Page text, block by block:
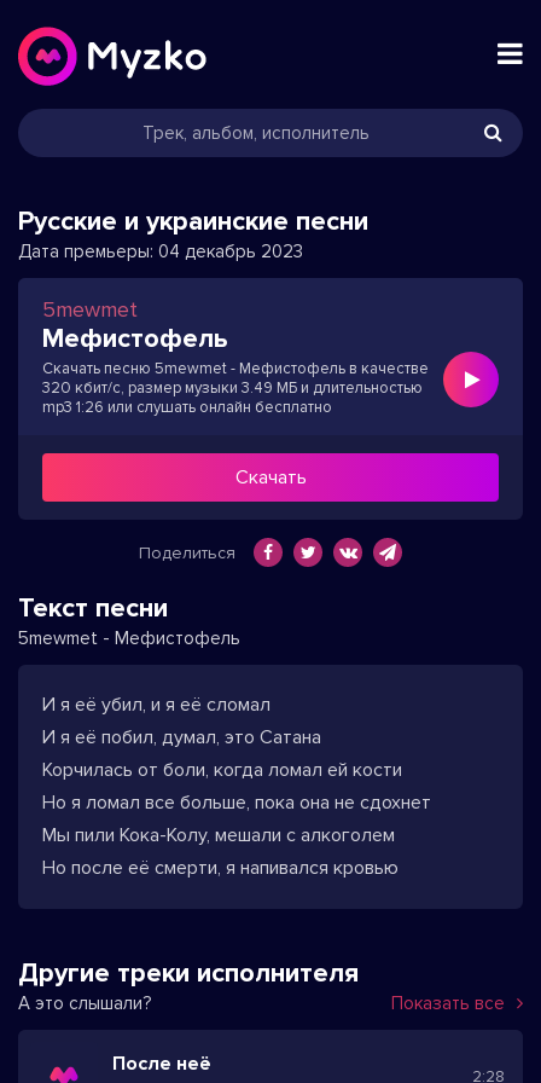
Русские и украинские песни
Дата премьеры: 04 декабрь 2023
5mewmet
Мефистофель
Скачать песню 5mewmet - Мефистофель в качестве
320 кбит/с, размер музыки 3.49 МБ и длительностью
mp3 1:26 или слушать онлайн бесплатно
Скачать
Поделиться
Текст песни
5mewmet - Мефистофель
И я её убил, и я её сломал
И я её побил, думал, это Сатана
Корчилась от боли, когда ломал ей кости
Но я ломал все больше, пока она не сдохнет
Мы пили Кока-Колу, мешали с алкоголем
Но после её смерти, я напивался кровью
Другие треки исполнителя
А это слышали? Показать все
После неё
2:28